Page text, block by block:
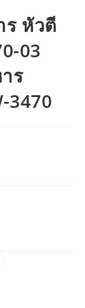
ร หัวตี
03
ร
3470